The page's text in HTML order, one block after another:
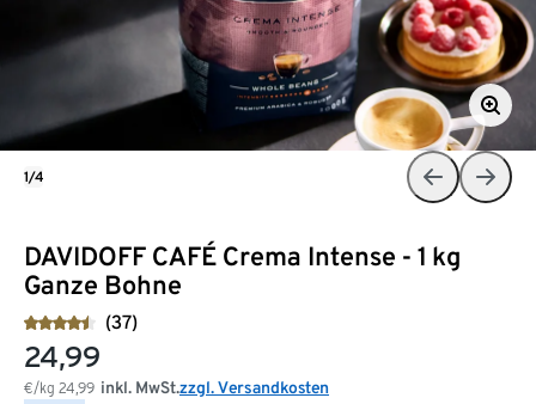
DAVIDOFF CAFÉ Crema Intense - 1 kg
Ganze Bohne
(37)
24,99
€/kg 24,99 inkl. MwSt.zzgl. Versandkosten
1/4